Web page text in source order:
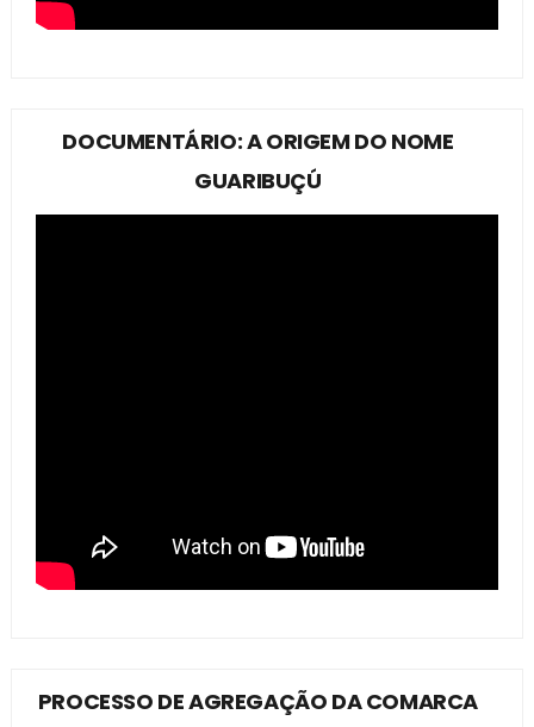
DOCUMENTÁRIO: A ORIGEM DO NOME
GUARIBUÇÚ
PROCESSO DE AGREGAÇÃO DA COMARCA